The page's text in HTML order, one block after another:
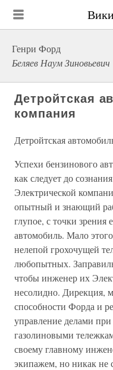
Генри Форд
Беляев Наум Зиновьевич
Детройтская
компания
Детройтская
Успехи бензинового
как следует до
Электрической
опытный и знающий
глупое, с точки зрения
автомобиль. Мало
нелепой грохочущей
любопытных.
чтобы инженер их
несолидно. Дирекция,
способности Форда и
управление делами при
газолиновыми
своему главному
экипажем, но никак не